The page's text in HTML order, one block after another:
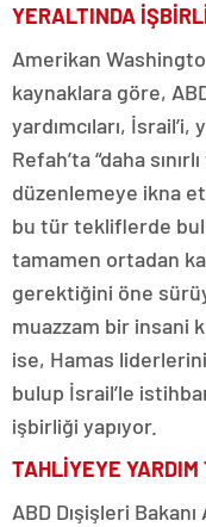
YERALTINDA
Amerikan
kaynaklara göre,
yardımcıları,
Refah’ta “daha
düzenlemeye ikna
bu tür tekliflerde
tamamen ortadan
gerektiğini öne
muazzam bir insani
ise, Hamas
bulup İsrail’le
işbirliği yapıyor.
TAHLİYEYE
ABD Dışişleri